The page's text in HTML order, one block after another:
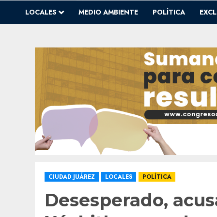
LOCALES MEDIO AMBIENTE POLÍTICA
CIUDAD JUÁREZ LOCALES POLÍTICA
Desesperado,